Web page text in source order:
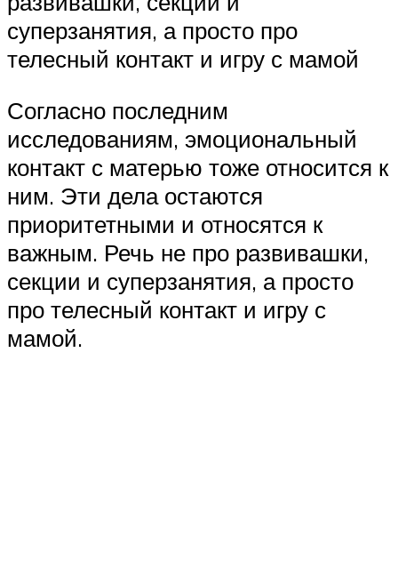
суперзанятия, а просто про
телесный контакт и игру с мамой
Согласно последним
исследованиям, эмоциональный
контакт с матерью тоже относится к
ним. Эти дела остаются
приоритетными и относятся к
важным. Речь не про развивашки,
секции и суперзанятия, а просто
про телесный контакт и игру с
мамой.